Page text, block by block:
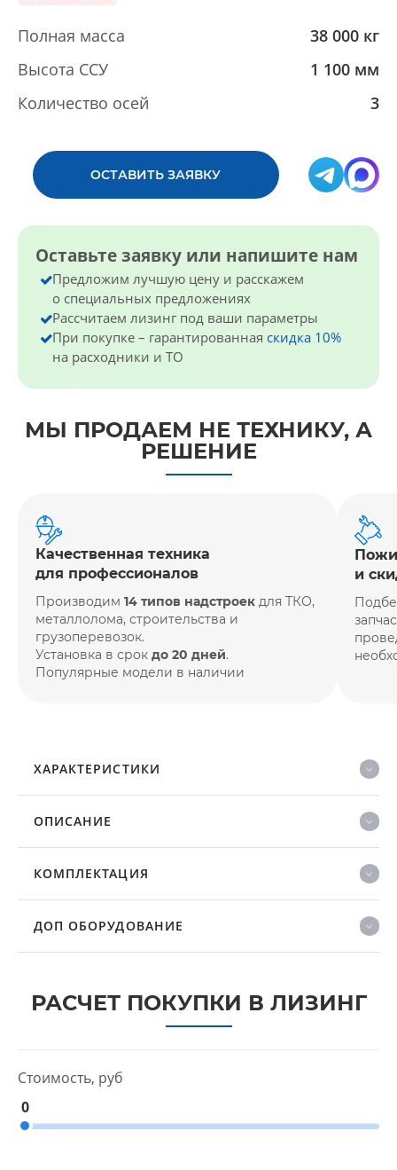
Полная мaсса
38 000 кг
Высота ССУ
1 100 мм
Количество осей
3
ОСТАВИТЬ ЗАЯВКУ
Оставьте заявку или напишите нам
Предложим лучшую цену и расскажем
о специальных предложениях
Рассчитаем лизинг под ваши параметры
При покупке – гарантированная скидка 10%
на расходники и ТО
МЫ ПРОДАЕМ НЕ ТЕХНИКУ, А
РЕШЕНИЕ
Качественная техника
для профессионалов
Производим 14 типов надстроек для ТКО,
металлолома, строительства и
грузоперевозок.
Установка в срок до 20 дней.
Популярные модели в наличии
и
ХАРАКТЕРИСТИКИ
ОПИСАНИЕ
КОМПЛЕКТАЦИЯ
ДОП ОБОРУДОВАНИЕ
РАСЧЕТ ПОКУПКИ В ЛИЗИНГ
Стоимость, руб
0